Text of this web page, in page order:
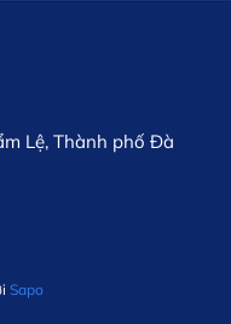
Lệ, Thành phố Đà
Sapo